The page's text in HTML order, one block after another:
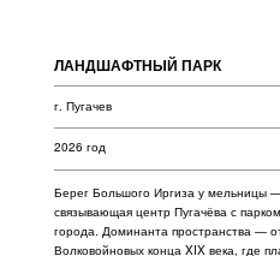
г. Пугачев
Берег Большого Иргиза у мельницы — ключевая
связывающая центр Пугачёва с парком им.
Волковойновых конца XIX века, где планируется
гостиница с рестораном. Живописная насыпная
переправа на известняковом перекате
ландшафтный характер места. Проект призван